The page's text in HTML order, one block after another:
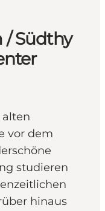
Südthy
alten
vor dem
studieren
hinaus